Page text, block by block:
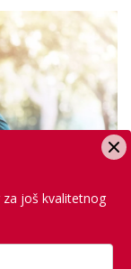
još kvalitetnog